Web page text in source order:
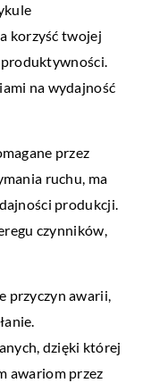
korzyść twojej
produktywności.
na wydajność
przez
ruchu, ma
produkcji.
czynników,
przyczyn awarii,
dzięki której
awariom przez